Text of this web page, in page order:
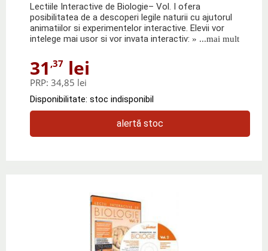
Lectiile Interactive de Biologie– Vol. I ofera
posibilitatea de a descoperi legile naturii cu ajutorul
animatiilor si experimentelor interactive. Elevii vor
intelege mai usor si vor invata interactiv: » ...mai mult
31 ,37 lei
PRP: 34,85 lei
Disponibilitate: stoc indisponibil
alertă stoc